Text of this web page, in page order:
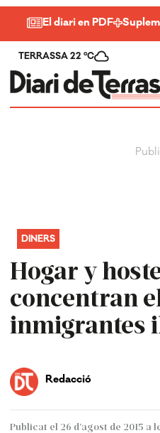
El diari en PDF
TERRASSA 22 ºC
Hogar y
concentran
inmigrantes
DINERS
Redacció
Publicat el 26 d’agost de 2015 a